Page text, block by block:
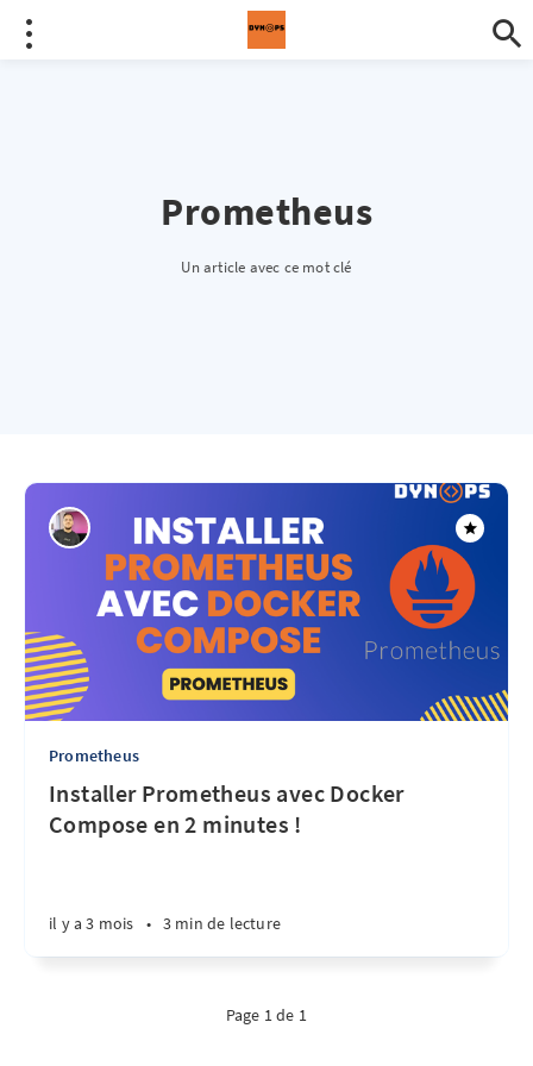
Prometheus
Un article avec ce mot clé
Prometheus
Installer Prometheus avec Docker
Compose en 2 minutes !
il y a 3 mois • 3 min de lecture
Page 1 de 1